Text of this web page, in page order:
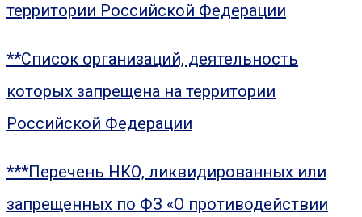
территории Российской Федерации
**Список организаций, деятельность
которых запрещена на территории
Российской Федерации
***Перечень НКО, ликвидированных или
запрещенных по ФЗ «О противодействии